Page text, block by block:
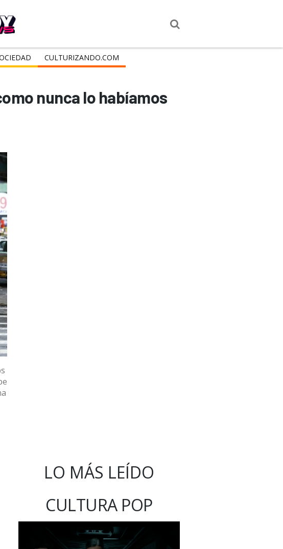
CULTURIZANDO.COM
nunca lo habíamos
LO MÁS LEÍDO
CULTURA POP